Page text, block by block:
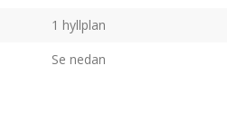
1 hyllplan
Se nedan